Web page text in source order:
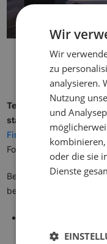
Technik für
statt kaufen:
Entdecke
Firmenfeiern
, von
Fotobox.
Bei hybriden oder
besonders auf:
Stabile
WLAN)
Wir
Wir
zu
analysieren.
Nutzung
und
oder die sie
Dienste